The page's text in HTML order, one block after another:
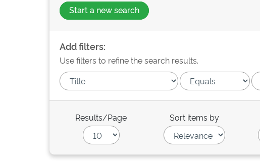
Start a new search
Add filters:
Use filters to refine the search results.
Results/Page Sort items by